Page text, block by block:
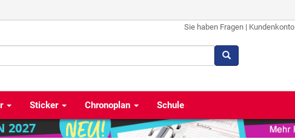
Sie haben Fragen | Kundenkonto
Sticker Chronoplan Schule